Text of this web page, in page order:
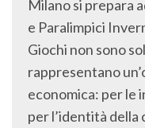
Milano si prepara
e Paralimpici
Giochi non sono
rappresentano
economica: per le
per l’identità della